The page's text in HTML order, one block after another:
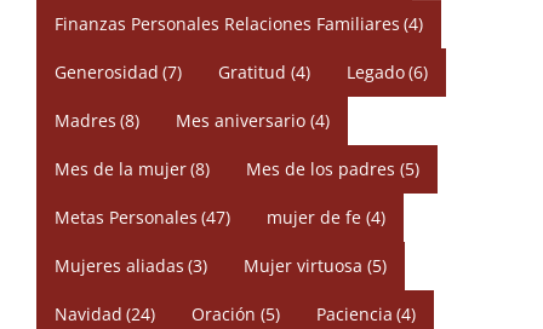
Finanzas Personales Relaciones Familiares (4)
Generosidad (7) Gratitud (4) Legado(6)
Madres (8) Mes aniversario (4)
Mes de la mujer(8) Mes de los padres (5)
Metas Personales (47) mujer de fe (4)
Mujeres aliadas (3) Mujer virtuosa (5)
Navidad (24) Oración (5) Paciencia (4)